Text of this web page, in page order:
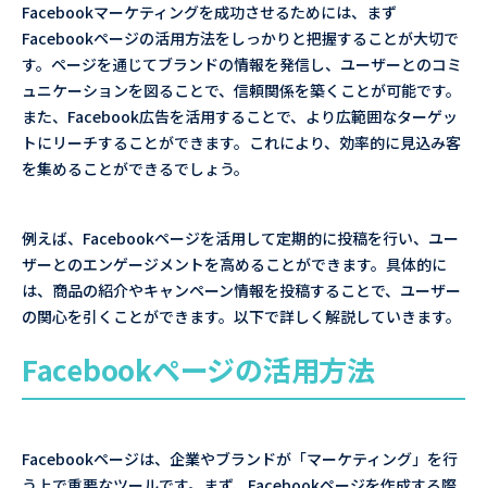
Facebookマーケティングを成功させるためには、まず
Facebookページの活用方法をしっかりと把握することが大切で
す。ページを通じてブランドの情報を発信し、ユーザーとのコミ
ュニケーションを図ることで、信頼関係を築くことが可能です。
また、Facebook広告を活用することで、より広範囲なターゲッ
トにリーチすることができます。これにより、効率的に見込み客
を集めることができるでしょう。
例えば、Facebookページを活用して定期的に投稿を行い、ユー
ザーとのエンゲージメントを高めることができます。具体的に
は、商品の紹介やキャンペーン情報を投稿することで、ユーザー
の関心を引くことができます。以下で詳しく解説していきます。
Facebookページの活用方法
Facebookページは、企業やブランドが「マーケティング」を行